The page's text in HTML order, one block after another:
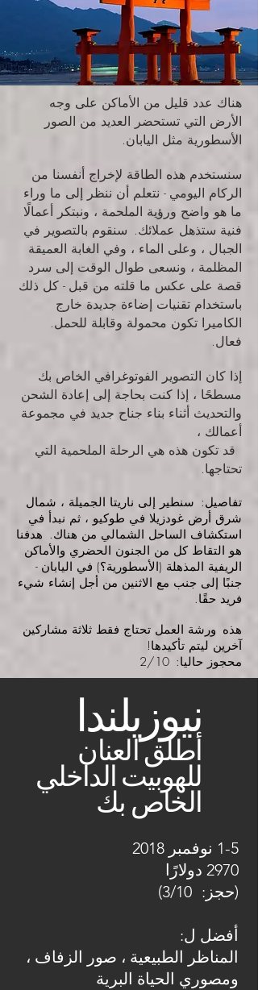
هناك عدد قليل من الأماكن على وجه
الأرض التي تستحضر العديد من الصور
الأسطورية مثل اليابان.
سنستخدم هذه الطاقة لإخراج أنفسنا من
الركام اليومي - نتعلم أن ننظر إلى ما وراء
ما هو واضح ورؤية الملحمة ، ونبتكر أعمالًا
فنية ستذهل عملائك. سنقوم بالتصوير في
الجبال ، وعلى الماء ، وفي الغابة العميقة
المظلمة ، ونسعى طوال الوقت إلى سرد
قصة على عكس ما قلته من قبل - كل ذلك
باستخدام تقنيات إضاءة جديدة خارج
الكاميرا تكون محمولة وقابلة للحمل.
فعال.
إذا كان التصوير الفوتوغرافي الخاص بك
مسطحًا ، إذا كنت بحاجة إلى إعادة الشحن
والتحديث أثناء بناء جناح جديد في مجموعة
أعمالك ،
قد تكون هذه هي الرحلة الملحمية التي
تحتاجها.
تفاصيل: سنطير إلى ناريتا الجميلة ، شمال
شرق أرض غودزيلا في طوكيو ، ثم نبدأ في
استكشاف الساحل الشمالي من هناك. هدفنا
هو التقاط كل من الجنون الحضري والأماكن
الريفية المذهلة (الأسطورية؟) في اليابان -
جنبًا إلى جنب مع الاثنين من أجل إنشاء شيء
فريد حقًا.
هذه ورشة العمل تحتاج فقط ثلاثة مشاركين
آخرين ليتم تأكيدها!
محجوز حاليا: 2/10
نيوزيلندا
أطلق العنان
للهوبيت الداخلي
الخاص بك
1-5 نوفمبر 2018
2970 دولارًا
(حجز: 3/10)
أفضل ل:
المناظر الطبيعية ، صور الزفاف ،
ومصوري الحياة البرية